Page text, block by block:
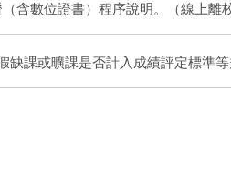
含數位證書）程序說明。（線上離
缺課或曠課是否計入成績評定標準等